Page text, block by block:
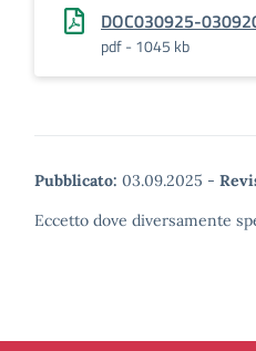
DOC030925-
pdf - 1045 kb
Pubblicato: 03.09.2025 -
Eccetto dove diversamente